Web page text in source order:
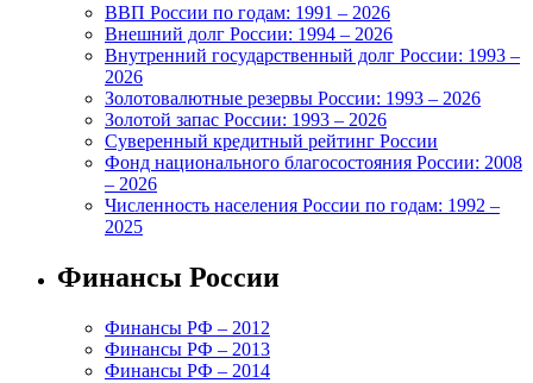
ВВП России по годам: 1991 – 2026
Внешний долг России: 1994 – 2026
Внутренний государственный долг России: 1993 –
2026
Золотовалютные резервы России: 1993 – 2026
Золотой запас России: 1993 – 2026
Суверенный кредитный рейтинг России
Фонд национального благосостояния России: 2008
– 2026
Численность населения России по годам: 1992 –
2025
Финансы России
Финансы РФ – 2012
Финансы РФ – 2013
Финансы РФ – 2014